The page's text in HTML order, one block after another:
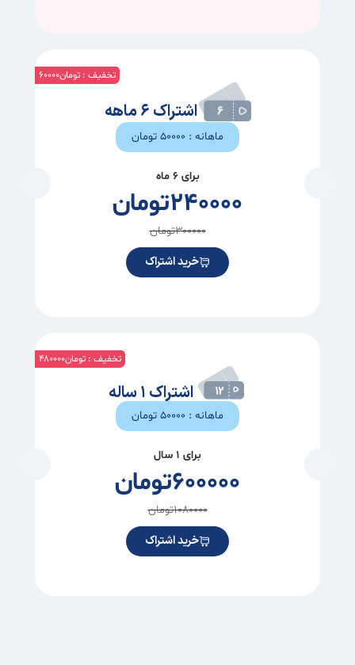
اشتراک ۶ ماهه
ماهانه : ۵۰۰۰۰ تومان
۳۰۰۰۰۰تومان
۲۴۰۰۰۰تومان
برای ۶ ماه
خرید اشتراک
تخفیف : تومان۶۰۰۰۰
اشتراک ۱ ساله
ماهانه : ۵۰۰۰۰ تومان
۱۰۸۰۰۰۰تومان
۶۰۰۰۰۰تومان
برای ۱ سال
خرید اشتراک
تخفیف : تومان۴۸۰۰۰۰